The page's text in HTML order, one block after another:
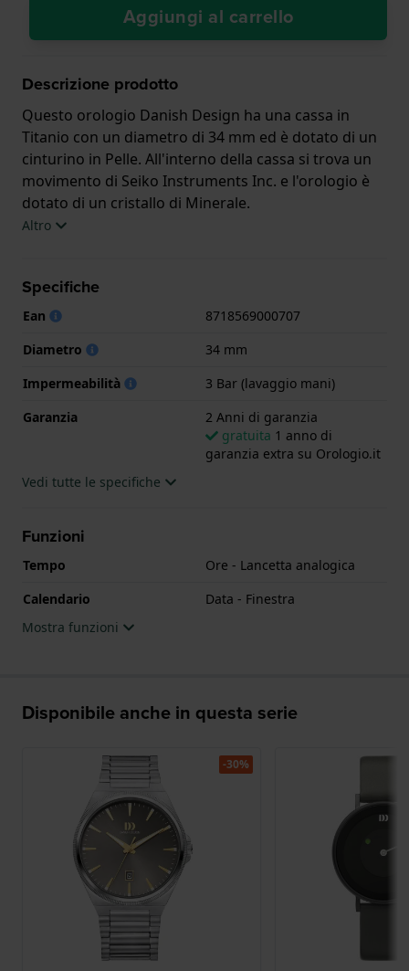
Aggiungi al carrello
Descrizione prodotto
Questo orologio Danish Design ha una cassa in
Titanio con un diametro di 34 mm ed è dotato di un
cinturino in Pelle. All'interno della cassa si trova un
movimento di Seiko Instruments Inc. e l'orologio è
dotato di un cristallo di Minerale.
è fornito con 2 Anni di garanzia.
Altro
Specifiche
Ean
8718569000707
Diametro
34 mm
Impermeabilità
3 Bar (lavaggio mani)
Garanzia
2 Anni di garanzia
gratuita 1 anno di
garanzia extra su Orologio.it
Vedi tutte le specifiche
Funzioni
Tempo
Ore - Lancetta analogica
Calendario
Data - Finestra
Mostra funzioni
Disponibile anche in questa serie
-30%